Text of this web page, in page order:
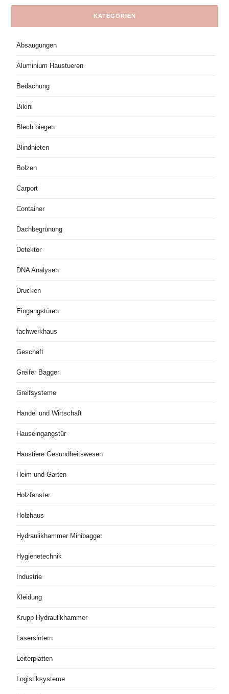
KATEGORIEN
Absaugungen
Aluminium Haustueren
Bedachung
Bikini
Blech biegen
Blindnieten
Bolzen
Carport
Container
Dachbegrünung
Detektor
DNA Analysen
Drucken
Eingangstüren
fachwerkhaus
Geschäft
Greifer Bagger
Greifsysteme
Handel und Wirtschaft
Hauseingangstür
Haustiere Gesundheitswesen
Heim und Garten
Holzfenster
Holzhaus
Hydraulikhammer Minibagger
Hygienetechnik
Industrie
Kleidung
Krupp Hydraulikhammer
Lasersintern
Leiterplatten
Logistiksysteme